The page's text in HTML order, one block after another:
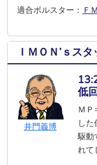
適合ボルスター： Ｆ
ＩＭＯＮ’ｓス
井門義博
低
Ｍ
し
駆動
れて